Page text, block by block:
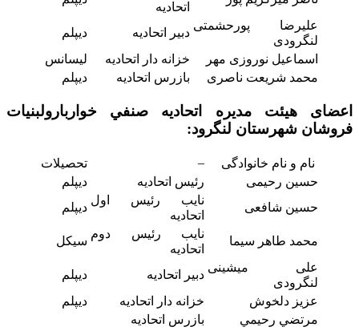
اتحادیه
علیرضا پورحشمتی
لنگرودی
دبیر اتحادیه
دیپلم
اسماعیل نوروزی مهر
خزانه دار اتحادیه
لیسانس
محمد شریعت ناصری
بازرس اتحادیه دیپلم
اعضای هیئت مدیره اتحاديه صنفي خواربارولبنیات
فروشان شهرستان لنگرود:
نام و نام خانوادگی –
تحصیلات
حسین رحیمی
رئیس اتحادیه
دیپلم
حسین شافعی
نایب رئیس اول
اتحادیه
دیپلم
محمد طاهر سیما
نایب رئیس دوم
اتحادیه
سیکل
علی میشینی
لنگرودی
دبیر اتحادیه
دیپلم
عزیز دلخوش
خزانه دار اتحادیه
دیپلم
مرتضي رحيمي
بازرس اتحادیه